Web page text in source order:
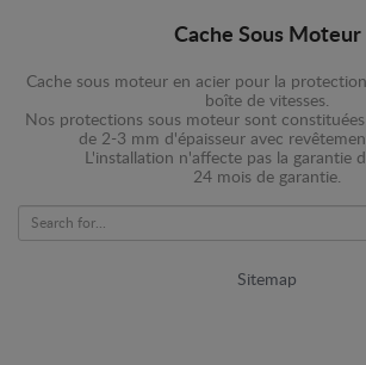
Cache Sous Moteur
Cache sous moteur en acier pour la
boîte de vitesses.
Nos protections sous moteur sont
de 2-3 mm d'épaisseur avec
L'installation n'affecte pas la garantie
24 mois de garantie.
Sitemap